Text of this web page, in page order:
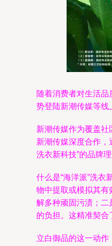
随着消费者对生活品
势登陆新潮传媒等线
新潮传媒作为覆盖
新潮传媒深度合作
洗衣新科技”的品牌
什么是“海洋派”洗
物中提取或模拟其有
解多种顽固污渍；二
的负担。这精准契合
立白御品的这一动